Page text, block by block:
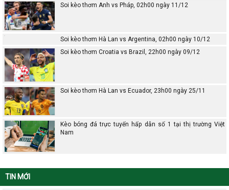
Soi kèo thơm Anh vs Pháp, 02h00 ngày 11/12
Soi kèo thơm Hà Lan vs Argentina, 02h00 ngày 10/12
Soi kèo thơm Croatia vs Brazil, 22h00 ngày 09/12
Soi kèo thơm Hà Lan vs Ecuador, 23h00 ngày 25/11
Kèo bóng đá trực tuyến hấp dẫn số 1 tại thị trường Việt
Nam
TIN MỚI